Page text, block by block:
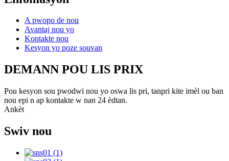
A pwopo de nou
Avantaj nou yo
Kontakte nou
Kesyon yo poze souvan
DEMANN POU LIS PRIX
Pou kesyon sou pwodwi nou yo oswa lis pri, tanpri kite imèl ou ban
nou epi n ap kontakte w nan 24 èdtan.
Ankèt
Swiv nou